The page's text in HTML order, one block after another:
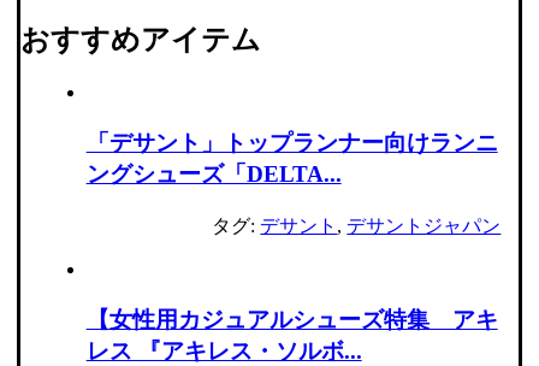
おすすめアイテム
「デサント」トップランナー向けランニ
ングシューズ「DELTA...
タグ: デサント , デサントジャパン
【女性用カジュアルシューズ特集 アキ
レス 『アキレス・ソルボ...